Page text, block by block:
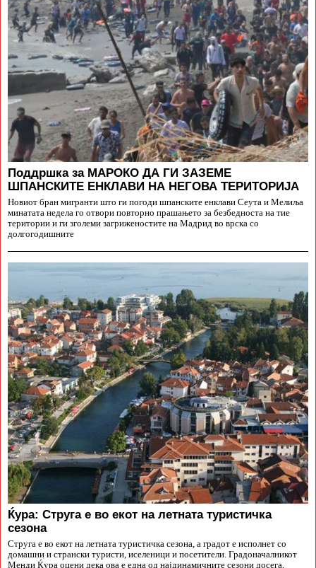
Поддршка за МАРОКО ДА ГИ ЗАЗЕМЕ
ШПАНСКИТЕ ЕНКЛАВИ НА НЕГОВА ТЕРИТОРИЈА
Новиот бран мигранти што ги погоди шпанските енклави Сеута и Мелиља
минатата недела го отвори повторно прашањето за безбедноста на тие
територии и ги зголеми загриженостите на Мадрид во врска со
долгогодишните
Ќура: Струга е во екот на летната туристичка
сезона
Струга е во екот на летната туристичка сезона, а градот е исполнет со
домашни и странски туристи, иселеници и посетители. Градоначалникот
Менди Ќура оцени дека ова е една од најдинамичните сезони досега,